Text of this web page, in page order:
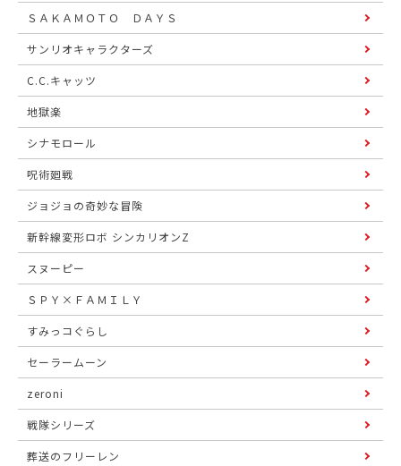
ＳＡＫＡＭＯＴＯ ＤＡＹＳ
サンリオキャラクターズ
C.C.キャッツ
地獄楽
シナモロール
呪術廻戦
ジョジョの奇妙な冒険
新幹線変形ロボ シンカリオンZ
スヌーピー
ＳＰＹ×ＦＡＭＩＬＹ
すみっコぐらし
セーラームーン
zeroni
戦隊シリーズ
葬送のフリーレン